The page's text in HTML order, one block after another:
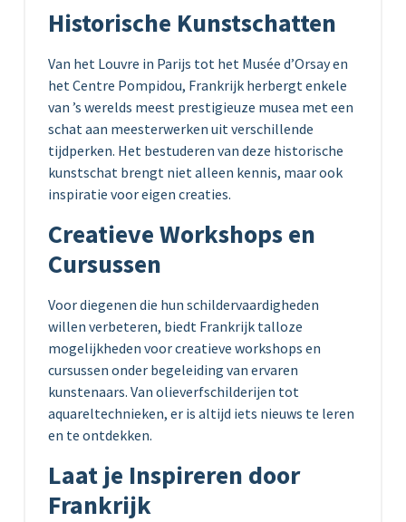
Historische Kunstschatten
Van het Louvre in Parijs tot het Musée d’Orsay en
het Centre Pompidou, Frankrijk herbergt enkele
van ’s werelds meest prestigieuze musea met een
schat aan meesterwerken uit verschillende
tijdperken. Het bestuderen van deze historische
kunstschat brengt niet alleen kennis, maar ook
inspiratie voor eigen creaties.
Creatieve Workshops en
Cursussen
Voor diegenen die hun schildervaardigheden
willen verbeteren, biedt Frankrijk talloze
mogelijkheden voor creatieve workshops en
cursussen onder begeleiding van ervaren
kunstenaars. Van olieverfschilderijen tot
aquareltechnieken, er is altijd iets nieuws te leren
en te ontdekken.
Laat je Inspireren door
Frankrijk